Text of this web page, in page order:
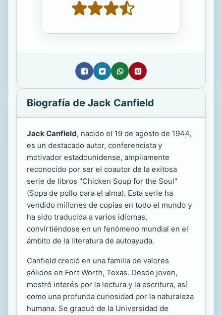
Biografía de Jack Canfield
Jack Canfield, nacido el 19 de agosto de 1944,
es un destacado autor, conferencista y
motivador estadounidense, ampliamente
reconocido por ser el coautor de la exitosa
serie de libros "Chicken Soup for the Soul"
(Sopa de pollo para el alma). Esta serie ha
vendido millones de copias en todo el mundo y
ha sido traducida a varios idiomas,
convirtiéndose en un fenómeno mundial en el
ámbito de la literatura de autoayuda.
Canfield creció en una familia de valores
sólidos en Fort Worth, Texas. Desde joven,
mostró interés por la lectura y la escritura, así
como una profunda curiosidad por la naturaleza
humana. Se graduó de la Universidad de